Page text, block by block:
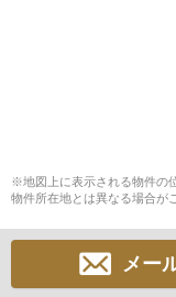
※地図上に表示される物件の
物件所在地とは異なる場合が
メー